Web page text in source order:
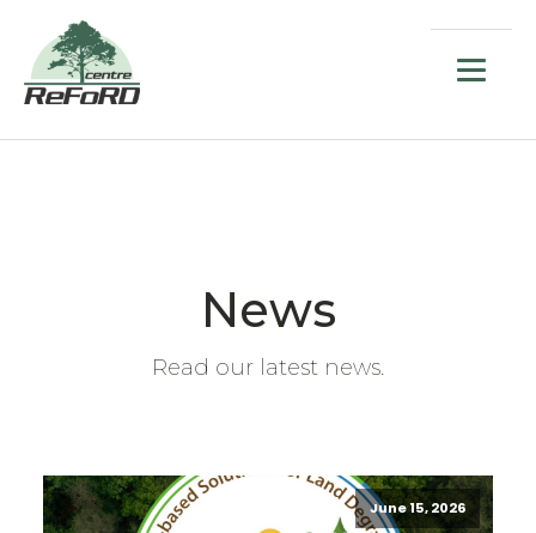
News
Read our latest news.
June 15, 2026